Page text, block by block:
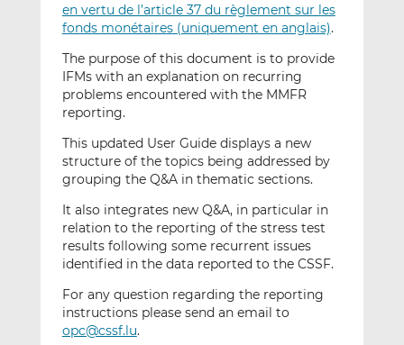
en vertu de l’article 37 du règlement sur les
fonds monétaires (uniquement en anglais).
The purpose of this document is to provide
IFMs with an explanation on recurring
problems encountered with the MMFR
reporting.
This updated User Guide displays a new
structure of the topics being addressed by
grouping the Q&A in thematic sections.
It also integrates new Q&A, in particular in
relation to the reporting of the stress test
results following some recurrent issues
identified in the data reported to the CSSF.
For any question regarding the reporting
instructions please send an email to
opc@cssf.lu.